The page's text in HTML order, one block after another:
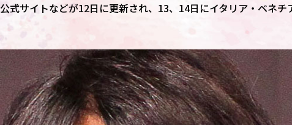
式サイトなどが12日に更新され、13、14日にイタリア・ベネ